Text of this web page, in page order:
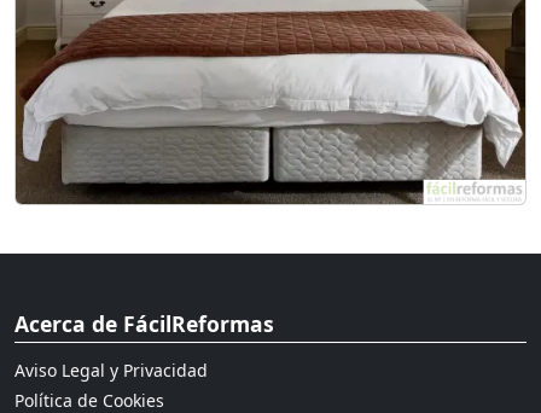
Acerca de FácilReformas
Aviso Legal y Privacidad
Política de Cookies